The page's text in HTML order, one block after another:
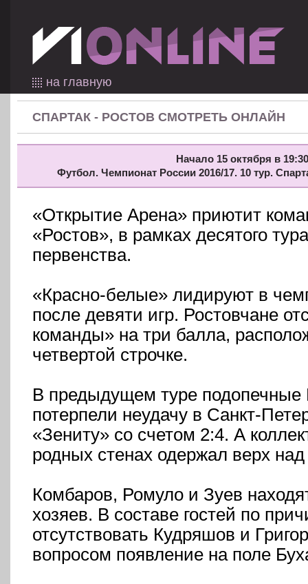
на главную
СПАРТАК - РОСТОВ СМОТРЕТЬ ОНЛАЙН
Начало 15 октября в
Футбол. Чемпионат России 2016/17. 10 тур.
«Открытие Арена» приютит
«Ростов», в рамках десятого
первенства.
«Красно-белые» лидируют в
после девяти игр. Ростовчане
команды» на три балла,
четвертой строчке.
В предыдущем туре
потерпели неудачу в Санкт-
«Зениту» со счетом 2:4. А
родных стенах одержал верх
Комбаров, Ромуло и Зуев
хозяев. В составе гостей по
отсутствовать Кудряшов и
вопросом появление на поле